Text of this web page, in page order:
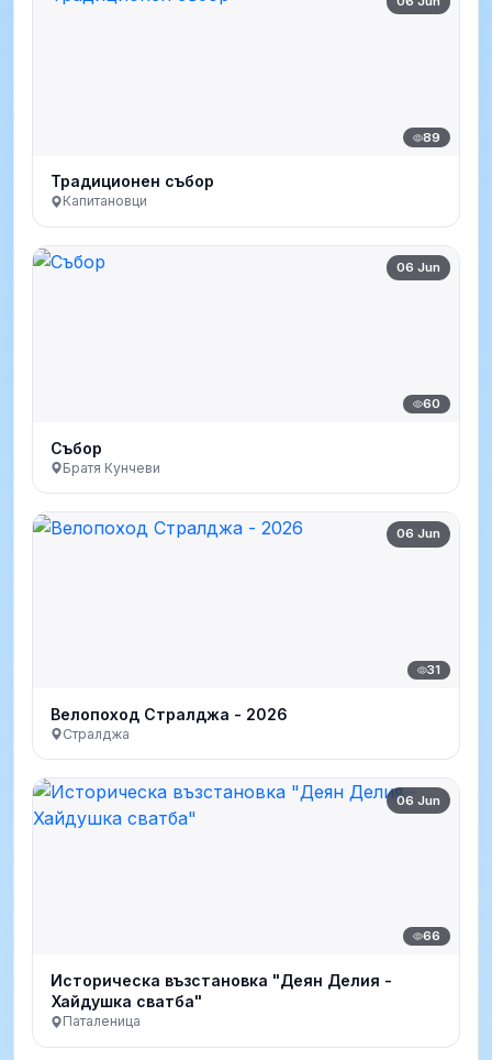
89
Традиционен събор
Капитановци
06 Jun
60
Събор
Братя Кунчеви
06 Jun
31
Велопоход Стралджа - 2026
Стралджа
06 Jun
66
Историческа възстановка "Деян Делия -
Хайдушка сватба"
Паталеница